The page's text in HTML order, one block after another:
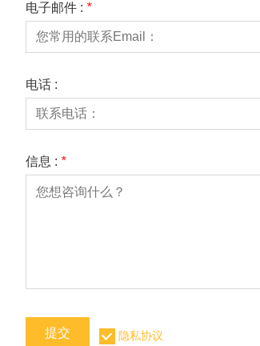
电子邮件 : *
电话 :
信息 : *
提交 隐私协议